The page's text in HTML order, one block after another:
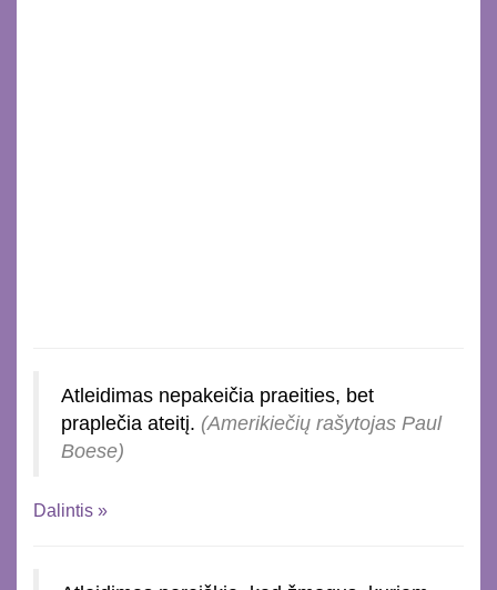
Atleidimas nepakeičia praeities, bet
praplečia ateitį. (Amerikiečių rašytojas Paul
Boese)
Dalintis »